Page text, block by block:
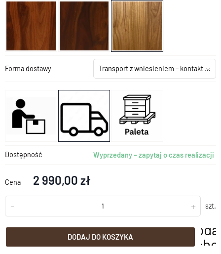
Forma dostawy Transport z wniesieniem – kontakt z salonem
Dostępność Wyprzedany – zapytaj o czas realizacji
Cena 2 990,00 zł
- + szt.
DODAJ DO KOSZYKA